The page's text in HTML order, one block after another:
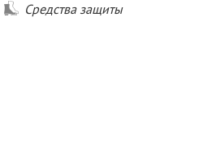
Средства защиты